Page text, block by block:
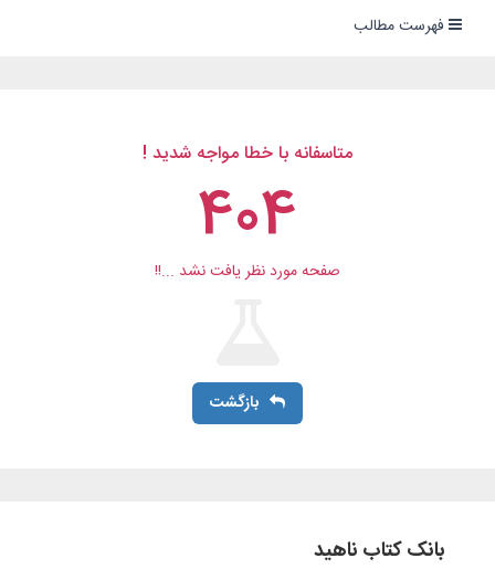
فهرست مطالب
متاسفانه با خطا مواجه شدید !
404
صفحه مورد نظر یافت نشد ...!!
بازگشت
بانک کتاب ناهید